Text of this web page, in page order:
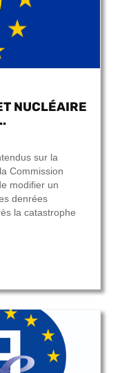
NUCLÉAIRE
sur la
Commission
modifier un
denrées
la catastrophe